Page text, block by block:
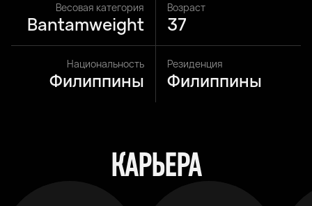
Весовая категория
Bantamweight
Возраст
37
Национальность
Филиппины
Резиденция
Филиппины
КАРЬЕРА